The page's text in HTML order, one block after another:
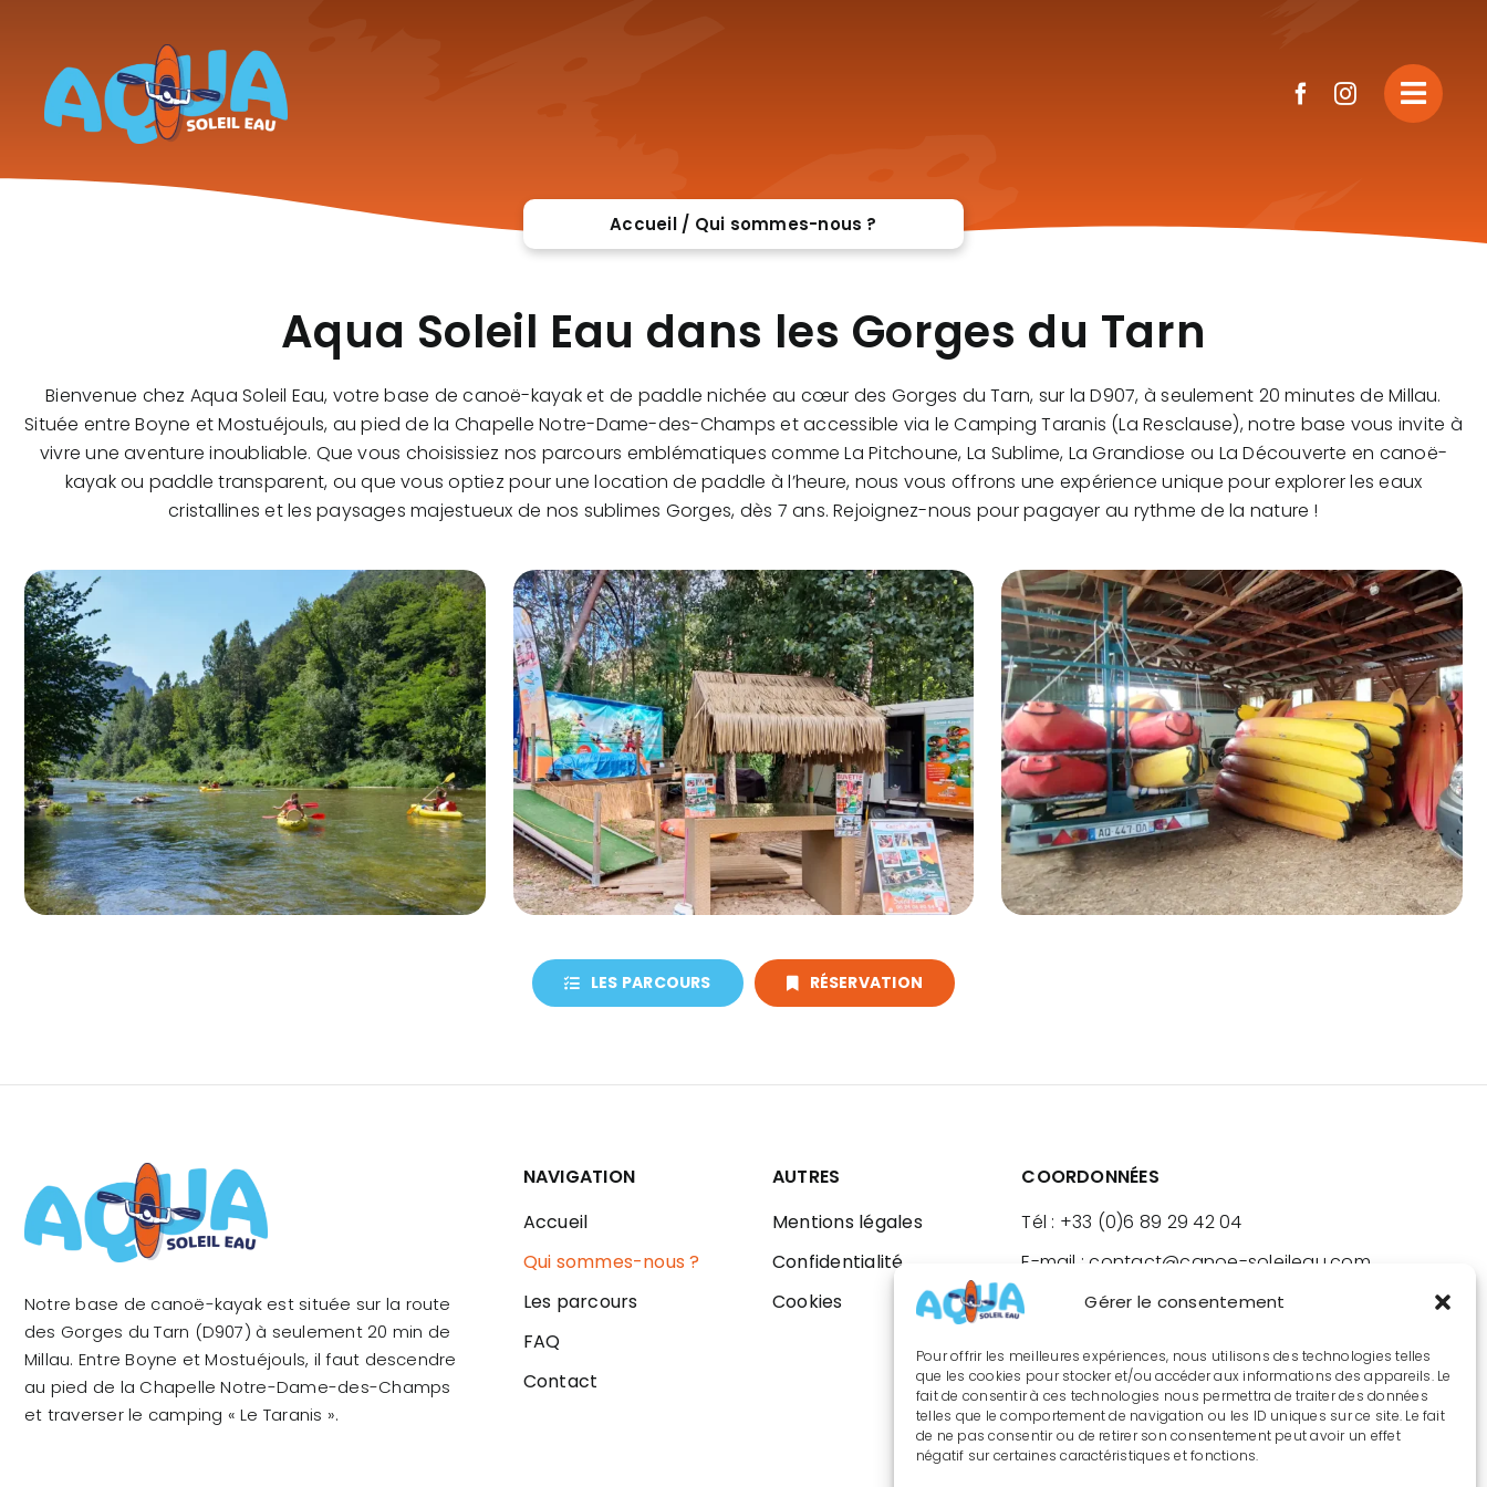
Gérer le consentement
Pour offrir les meilleures expériences, nous utilisons des technologies telles
que les cookies pour stocker et/ou accéder aux informations des appareils. Le
fait de consentir à ces technologies nous permettra de traiter des données
telles que le comportement de navigation ou les ID uniques sur ce site. Le fait
de ne pas consentir ou de retirer son consentement peut avoir un effet
négatif sur certaines caractéristiques et fonctions.
content
Accueil / Qui sommes-nous ?
Aqua Soleil Eau dans les Gorges du Tarn
Bienvenue chez Aqua Soleil Eau, votre base de canoë-kayak et de paddle nichée au cœur des Gorges du Tarn, sur la D907, à seulement 20 minutes de Millau.
Située entre Boyne et Mostuéjouls, au pied de la Chapelle Notre-Dame-des-Champs et accessible via le Camping Taranis (La Resclause), notre base vous invite à
vivre une aventure inoubliable. Que vous choisissiez nos parcours emblématiques commeLa Pitchoune, La Sublime, La Grandiose ou La Découverte en canoë-
kayak ou paddle transparent, ou que vous optiez pour unelocation de paddle à l’heure, nous vous offrons une expérience unique pour explorer les eaux
cristallines et les paysages majestueux de nos sublimes Gorges, dès 7 ans. Rejoignez-nous pour pagayer au rythme de la nature !
LES PARCOURS RÉSERVATION
Notre base de canoë-kayak est située sur la route
des Gorges du Tarn (D907) à seulement 20 min de
Millau. Entre Boyne et Mostuéjouls, il faut descendre
au pied de la Chapelle Notre-Dame-des-Champs
et traverser le camping « Le Taranis ».
NAVIGATION
Accueil
Qui sommes-nous ?
Les parcours
FAQ
Contact
AUTRES
Mentions légales
Confidentialité
Cookies
COORDONNÉES
Tél : +33 (0)6 89 29 42 04
E-mail : contact@canoe-soleileau.com
La Resclause – 12720 Mostuéjouls